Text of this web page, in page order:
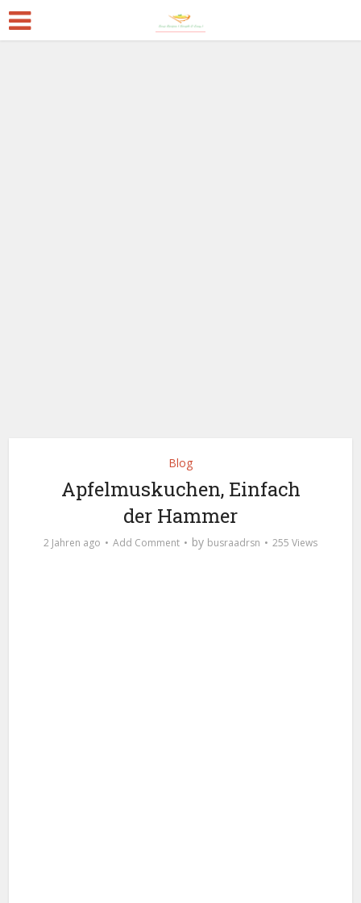
Blog
Apfelmuskuchen, Einfach
der Hammer
2 Jahren ago Add Comment by busraadrsn 255 Views